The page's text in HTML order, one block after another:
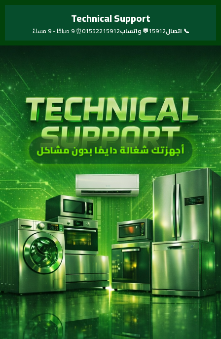
تخطي
Technical Support
📞 اتصال15912💬 واتساب01552215912⏰ 9 صباحًا - 9 مساءً
أجهزتك شغالة دايمًا بدون مشاكل